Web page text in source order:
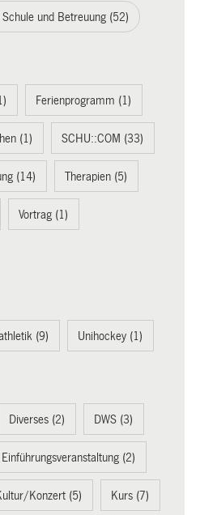
und Betreuung (52)
Ferienprogramm (1)
(1) SCHU::COM (33)
(14) Therapien (5)
Vortrag (1)
(9) Unihockey (1)
Diverses (2) DWS (3)
Einführungsveranstaltung (2)
Konzert (5) Kurs (7)